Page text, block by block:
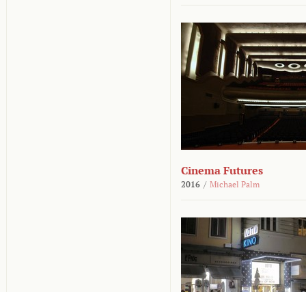
Cinema Futures
2016 / Michael Palm